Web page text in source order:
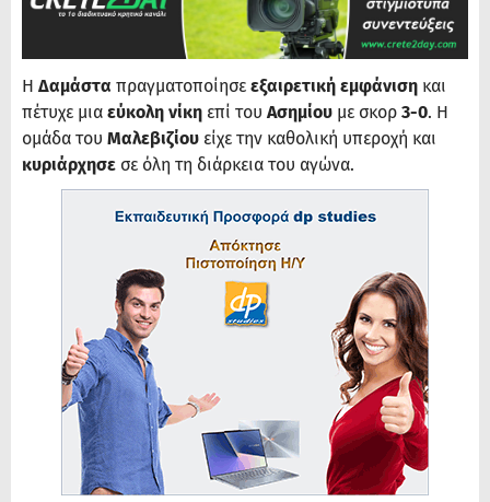
Η Δαμάστα πραγματοποίησε εξαιρετική εμφάνιση και
πέτυχε μια εύκολη νίκη επί του Ασημίου με σκορ 3-0. Η
ομάδα του Μαλεβιζίου είχε την καθολική υπεροχή και
κυριάρχησε σε όλη τη διάρκεια του αγώνα.